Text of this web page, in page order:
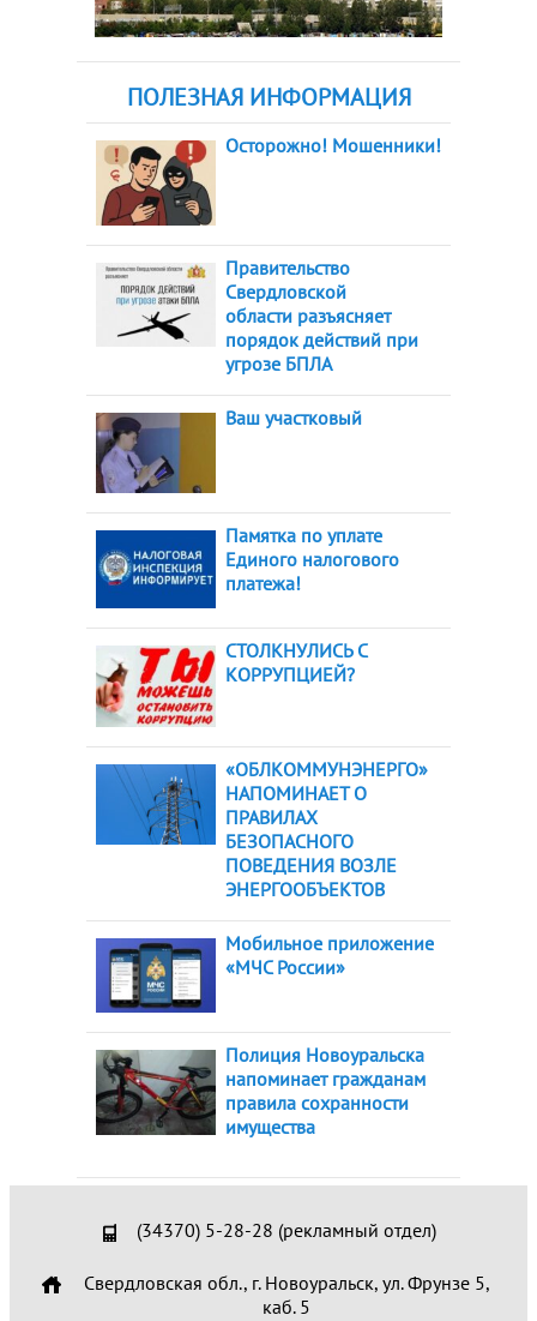
ПОЛЕЗНАЯ ИНФОРМАЦИЯ
Осторожно! Мошенники!
Правительство
Свердловской
области разъясняет
порядок действий при
угрозе БПЛА
Ваш участковый
Памятка по уплате
Единого налогового
платежа!
СТОЛКНУЛИСЬ С
КОРРУПЦИЕЙ?
«ОБЛКОММУНЭНЕРГО»
НАПОМИНАЕТ О
ПРАВИЛАХ
БЕЗОПАСНОГО
ПОВЕДЕНИЯ ВОЗЛЕ
ЭНЕРГООБЪЕКТОВ
Мобильное приложение
«МЧС России»
Полиция Новоуральска
напоминает гражданам
правила сохранности
имущества
(34370) 5-28-28 (рекламный отдел)
Свердловская обл., г. Новоуральск, ул. Фрунзе 5,
каб. 5